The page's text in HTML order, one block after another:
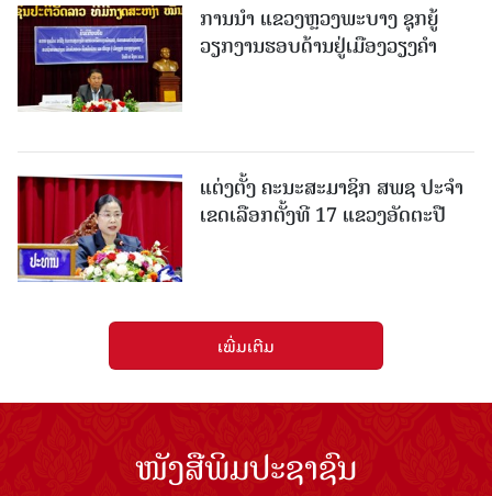
ການນຳ ແຂວງຫຼວງພະບາງ ຊຸກຍູ້
ວຽກງານຮອບດ້ານຢູ່ເມືອງວຽງຄໍາ
ແຕ່ງຕັ້ງ ຄະນະສະມາຊິກ ສພຊ ປະຈຳ
ເຂດເລືອກຕັ້ງທີ 17 ແຂວງອັດຕະປື
ເພີ່ມເຕີມ
ໜັງສືພິມປະຊາຊົນ